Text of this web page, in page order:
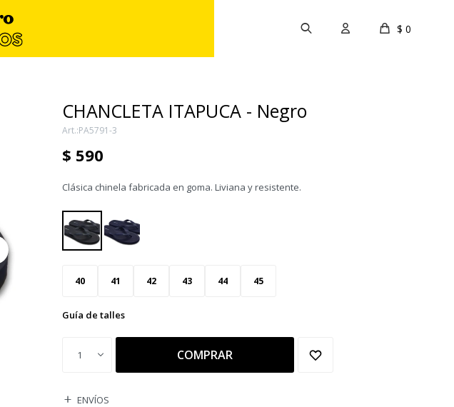
$ 0
CHANCLETA ITAPUCA - Negro
PA5791-3
$ 590
Clásica chinela fabricada en goma. Liviana y resistente.
40 41 42 43 44 45
Guía de talles
1 COMPRAR
ENVÍOS